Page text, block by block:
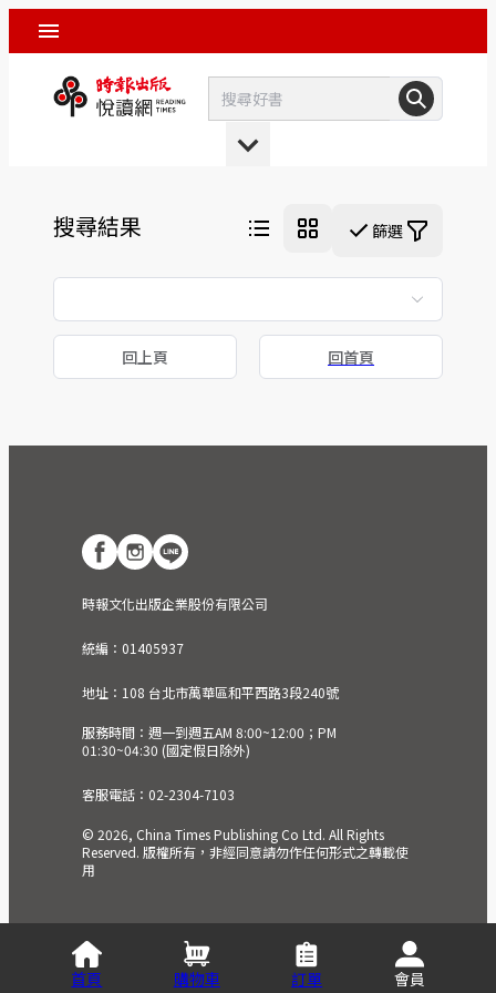
搜尋結果 篩選
回上頁 回首頁
時報文化出版企業股份有限公司
統編：01405937
地址：108 台北市萬華區和平西路3段240號
服務時間：週一到週五AM 8:00~12:00；PM
01:30~04:30 (國定假日除外)
客服電話：02-2304-7103
© 2026, China Times Publishing Co Ltd. All Rights
Reserved. 版權所有，非經同意請勿作任何形式之轉載使
用
首頁 購物車 訂單 會員